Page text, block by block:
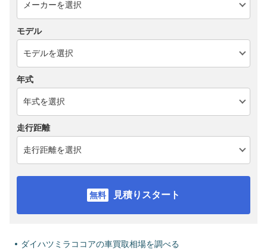
モデル
年式
走行距離
見積りスタート
ダイハツミラココアの車買取相場を調べる